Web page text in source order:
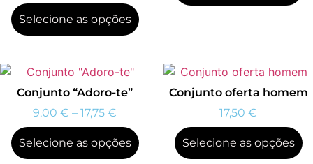
Selecione as opções
Conjunto “Adoro-te”
9,00 € – 17,75 €
Selecione as opções
Conjunto oferta homem
17,50 €
Selecione as opções